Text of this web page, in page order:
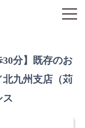
分】既存のお
九州支店（苅